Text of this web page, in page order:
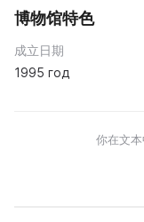
博物馆特色
成立日期
1995 год
你在文